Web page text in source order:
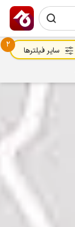
2
سایر فیلترها